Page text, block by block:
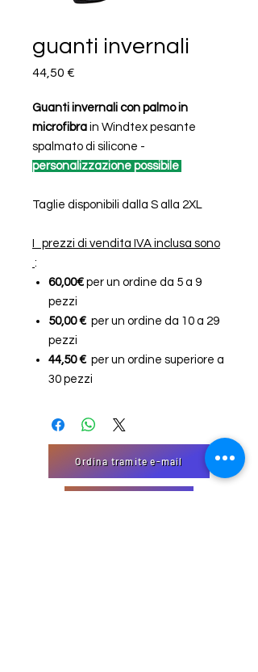
guanti invernali
44,50 €
Guanti invernali con palmo in
microfibra in Windtex pesante
spalmato di silicone -
personalizzazione possibile
Taglie disponibili dalla S alla 2XL
I prezzi di vendita IVA inclusa sono
:
60,00€ per un ordine da 5 a 9
pezzi
50,00 € per un ordine da 10 a 29
pezzi
44,50 € per un ordine superiore a
30 pezzi
Ordina tramite e-mail